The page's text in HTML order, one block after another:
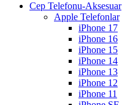
Cep Telefonu-Aksesuar
Apple Telefonlar
iPhone 17
iPhone 16
iPhone 15
iPhone 14
iPhone 13
iPhone 12
iPhone 11